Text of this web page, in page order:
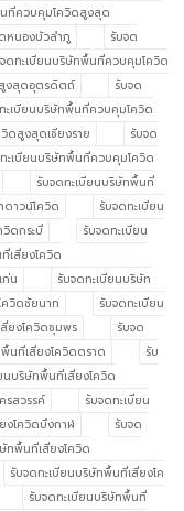
ที่ควบคุมโควิดสูงสุด
หนองบัวลำภู
รับจด
ดทะเบียนบริษัทพื้นที่ควบคุมโควิด
งสุดอุตรดิตถ์
รับจด
ะเบียนบริษัทพื้นที่ควบคุมโควิด
ดสูงสุดเชียงราย
รับจด
ะเบียนบริษัทพื้นที่ควบคุมโควิด
รับจดทะเบียนบริษัทพื้นที่
าวน์โควิด
รับจดทะเบียน
ดกระบี่
รับจดทะเบียน
เสี่ยงโควิด
ก่น
รับจดทะเบียนบริษัท
ควิดชัยนาท
รับจดทะเบียน
ยงโควิดชุมพร
รับจด
นที่เสี่ยงโควิดตราด
รับ
นบริษัทพื้นที่เสี่ยงโควิด
รสวรรค์
รับจดทะเบียน
งโควิดบึงกาฬ
รับจด
ทพื้นที่เสี่ยงโควิด
รับจดทะเบียนบริษัทพื้นที่เสี่ยงโค
รับจดทะเบียนบริษัทพื้นที่